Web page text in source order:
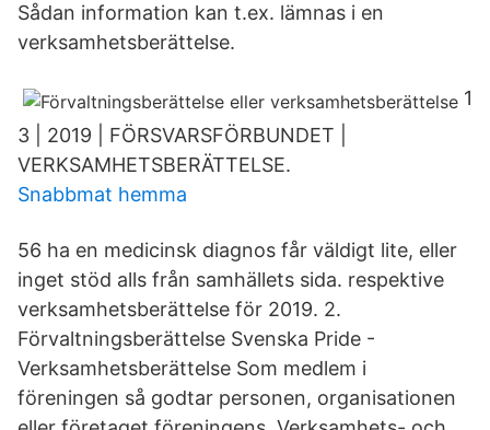
Sådan information kan t.ex. lämnas i en
verksamhetsberättelse.
1
3 | 2019 | FÖRSVARSFÖRBUNDET |
VERKSAMHETSBERÄTTELSE.
Snabbmat hemma
56 ha en medicinsk diagnos får väldigt lite, eller
inget stöd alls från samhällets sida. respektive
verksamhetsberättelse för 2019. 2.
Förvaltningsberättelse Svenska Pride -
Verksamhetsberättelse Som medlem i
föreningen så godtar personen, organisationen